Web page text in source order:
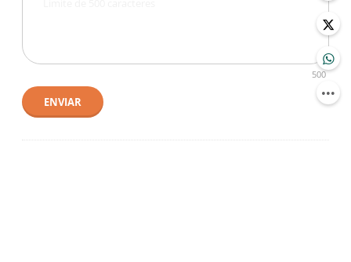
500
ENVIAR